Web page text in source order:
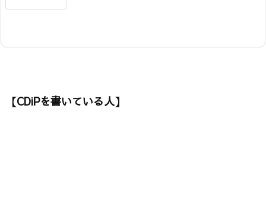
【CDiPを書いている人】